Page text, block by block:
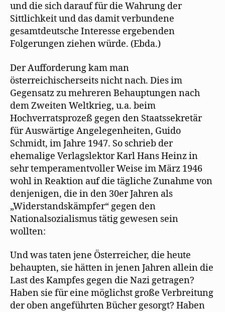
und die sich darauf für die Wahrung der
Sittlichkeit und das damit verbundene
gesamtdeutsche Interesse ergebenden
Folgerungen ziehen würde. (Ebda.)
Der Aufforderung kam man
österreichischerseits nicht nach. Dies im
Gegensatz zu mehreren Behauptungen nach
dem Zweiten Weltkrieg, u.a. beim
Hochverratsprozeß gegen den Staatssekretär
für Auswärtige Angelegenheiten, Guido
Schmidt, im Jahre 1947. So schrieb der
ehemalige Verlagslektor Karl Hans Heinz in
sehr temperamentvoller Weise im März 1946
wohl in Reaktion auf die tägliche Zunahme von
denjenigen, die in den 30er Jahren als
„Widerstandskämpfer“ gegen den
Nationalsozialismus tätig gewesen sein
wollten:
Und was taten jene Österreicher, die heute
behaupten, sie hätten in jenen Jahren allein die
Last des Kampfes gegen die Nazi getragen?
Haben sie für eine möglichst große Verbreitung
der oben angeführten Bücher gesorgt? Haben